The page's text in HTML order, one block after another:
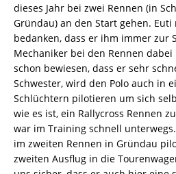
dieses Jahr bei zwei Rennen (in
Gründau) an den Start gehen.
bedanken, dass er ihm immer zur
Mechaniker bei den Rennen
schon bewiesen, dass er sehr
Schwester, wird den Polo auch in
Schlüchtern pilotieren um sich
wie es ist, ein Rallycross Rennen
war im Training schnell
im zweiten Rennen in Gründau
zweiten Ausflug in die